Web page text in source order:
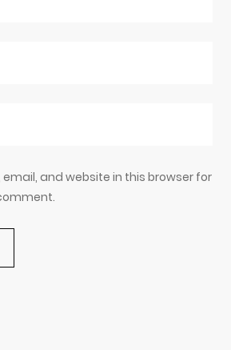
and website in this browser for